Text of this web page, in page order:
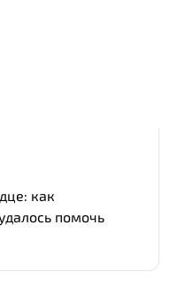
как
помочь